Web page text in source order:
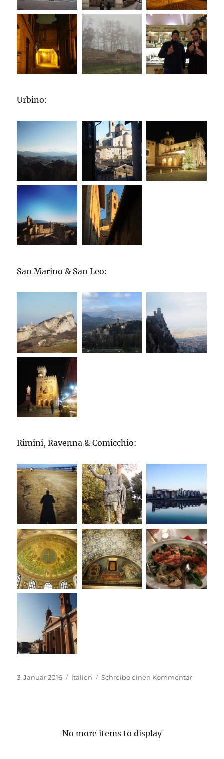
Urbino:
San Marino & San Leo:
Rimini, Ravenna & Comicchio:
Veröffentlicht
3. Januar 2016 Kategorien
Italien Schreibe einen Kommentarzu
No more items to display